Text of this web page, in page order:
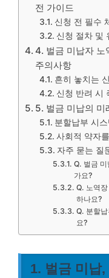
전 가이드
신청 전 필수
신청 절차 및
4. 벌금 미납자 노
주의사항
흔히 놓치는
신청 반려 시
5. 벌금 미납의 미
분할납부 시
사회적 약자
자주 묻는 질
Q. 벌금
가요?
Q. 노역
하나요?
Q. 분할
요?
1. 벌금 미납